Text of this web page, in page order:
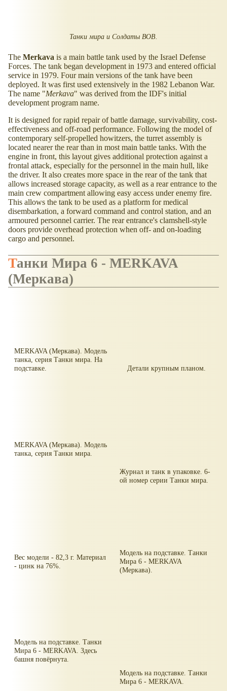
Танки мира и Солдаты ВОВ.
The Merkava is a main battle tank used by the Israel Defense
Forces. The tank began development in 1973 and entered official
service in 1979. Four main versions of the tank have been
deployed. It was first used extensively in the 1982 Lebanon War.
The name "Merkava" was derived from the IDF's initial
development program name.
It is designed for rapid repair of battle damage, survivability, cost-
effectiveness and off-road performance. Following the model of
contemporary self-propelled howitzers, the turret assembly is
located nearer the rear than in most main battle tanks. With the
engine in front, this layout gives additional protection against a
frontal attack, especially for the personnel in the main hull, like
the driver. It also creates more space in the rear of the tank that
allows increased storage capacity, as well as a rear entrance to the
main crew compartment allowing easy access under enemy fire.
This allows the tank to be used as a platform for medical
disembarkation, a forward command and control station, and an
armoured personnel carrier. The rear entrance's clamshell-style
doors provide overhead protection when off- and on-loading
cargo and personnel.
Танки Мира 6 - MERKAVA
(Меркава)
MERKAVA (Меркава). Модель
танка, серия Танки мира. На
подставке.
Детали крупным планом.
MERKAVA (Меркава). Модель
танка, серия Танки мира.
Журнал и танк в упаковке. 6-
ой номер серии Танки мира.
Вес модели - 82,3 г. Материал
- цинк на 76%.
Модель на подставке. Танки
Мира 6 - MERKAVA
(Меркава).
Модель на подставке. Танки
Мира 6 - MERKAVA. Здесь
башня повёрнута.
Модель на подставке. Танки
Мира 6 - MERKAVA.